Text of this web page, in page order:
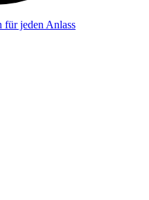
für jeden Anlass